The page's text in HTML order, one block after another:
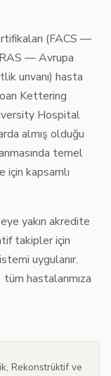
(FACS —
— Avrupa
unvanı) hasta
Kettering
Hospital
almış olduğu
temel
için kapsamlı
yakın akredite
takipler için
uygulanır.
hastalarımıza
Rekonstrüktif ve